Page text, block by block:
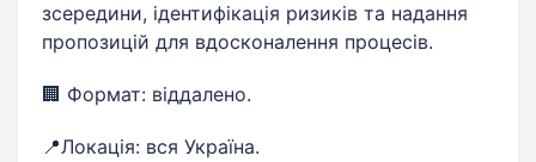
зсередини, ідентифікація ризиків та надання
пропозицій для вдосконалення процесів.
🏢 Формат: віддалено.
📍Локація: вся Україна.